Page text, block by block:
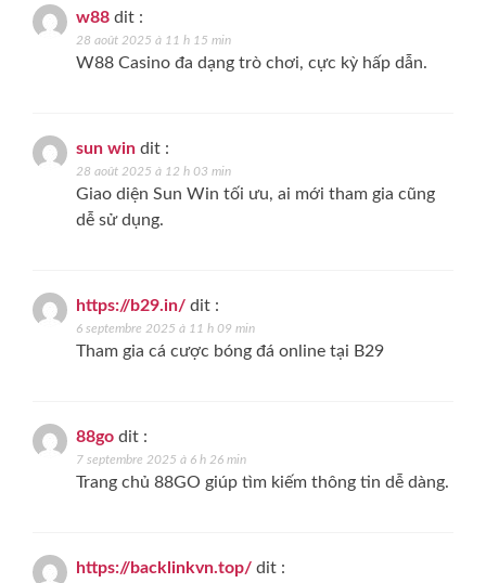
w88 dit :
28 août 2025 à 11 h 15 min
W88 Casino đa dạng trò chơi, cực kỳ hấp dẫn.
sun win dit :
28 août 2025 à 12 h 03 min
Giao diện Sun Win tối ưu, ai mới tham gia cũng
dễ sử dụng.
https://b29.in/ dit :
6 septembre 2025 à 11 h 09 min
Tham gia cá cược bóng đá online tại B29
88go dit :
7 septembre 2025 à 6 h 26 min
Trang chủ 88GO giúp tìm kiếm thông tin dễ dàng.
https://backlinkvn.top/ dit :